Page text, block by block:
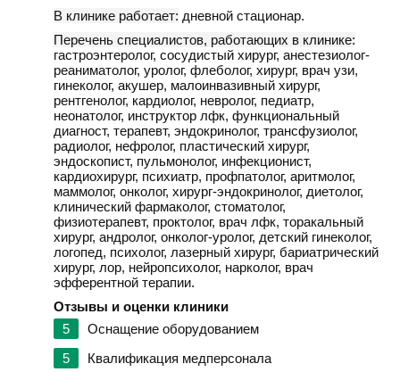
В клинике работает: дневной стационар.
Перечень специалистов, работающих в клинике:
гастроэнтеролог, сосудистый хирург, анестезиолог-
реаниматолог, уролог, флеболог, хирург, врач узи,
гинеколог, акушер, малоинвазивный хирург,
рентгенолог, кардиолог, невролог, педиатр,
неонатолог, инструктор лфк, функциональный
диагност, терапевт, эндокринолог, трансфузиолог,
радиолог, нефролог, пластический хирург,
эндоскопист, пульмонолог, инфекционист,
кардиохирург, психиатр, профпатолог, аритмолог,
маммолог, онколог, хирург-эндокринолог, диетолог,
клинический фармаколог, стоматолог,
физиотерапевт, проктолог, врач лфк, торакальный
хирург, андролог, онколог-уролог, детский гинеколог,
логопед, психолог, лазерный хирург, бариатрический
хирург, лор, нейропсихолог, нарколог, врач
эфферентной терапии.
Отзывы и оценки клиники
5
Оснащение оборудованием
5
Квалификация медперсонала